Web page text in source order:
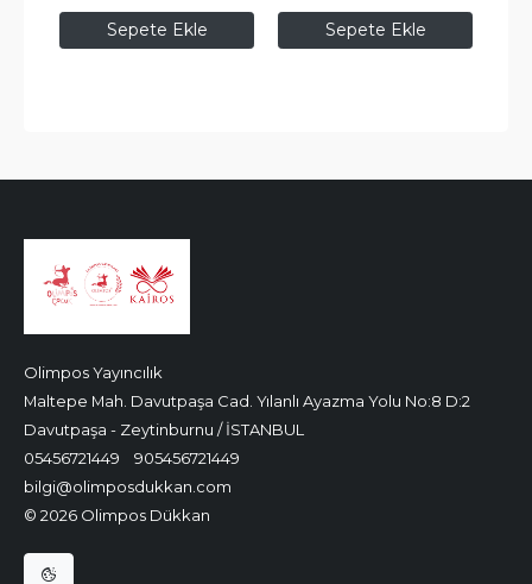
Sepete Ekle Sepete Ekle
Olimpos Yayıncılık
Maltepe Mah. Davutpaşa Cad. Yılanlı Ayazma Yolu No:8 D:2
Davutpaşa - Zeytinburnu / İSTANBUL
05456721449
905456721449
bilgi@olimposdukkan.com
© 2026 Olimpos Dükkan